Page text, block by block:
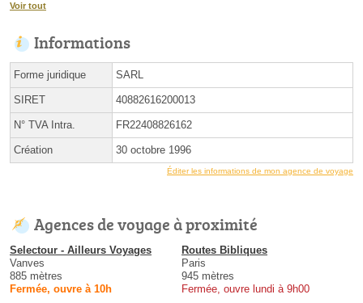
Voir tout
Informations
Forme juridique SARL
SIRET 40882616200013
N° TVA Intra. FR22408826162
Création 30 octobre 1996
Éditer les informations de mon agence de voyage
Agences de voyage à proximité
Selectour - Ailleurs Voyages
Vanves
885 mètres
Fermée, ouvre à 10h
Routes Bibliques
Paris
945 mètres
Fermée, ouvre lundi à 9h00